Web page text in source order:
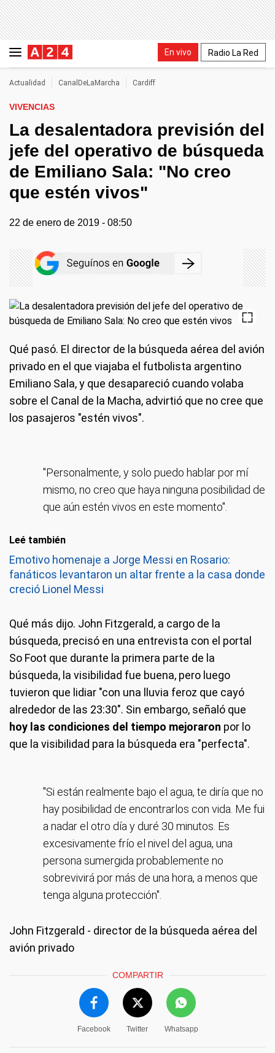
En vivo Radio La Red
Actualidad CanalDeLaMarcha Cardiff
VIVENCIAS
La desalentadora previsión del
jefe del operativo de búsqueda
de Emiliano Sala: "No creo
que estén vivos"
22 de enero de 2019 - 08:50
Qué pasó. El director de la búsqueda aérea del avión
privado en el que viajaba el futbolista argentino
Emiliano Sala, y que desapareció cuando volaba
sobre el Canal de la Macha, advirtió que no cree que
los pasajeros "estén vivos".
"Personalmente, y solo puedo hablar por mí
mismo, no creo que haya ninguna posibilidad de
que aún estén vivos en este momento".
Leé también
Emotivo homenaje a Jorge Messi en Rosario:
fanáticos levantaron un altar frente a la casa donde
creció Lionel Messi
Qué más dijo. John Fitzgerald, a cargo de la
búsqueda, precisó en una entrevista con el portal
So Foot que durante la primera parte de la
búsqueda, la visibilidad fue buena, pero luego
tuvieron que lidiar "con una lluvia feroz que cayó
alrededor de las 23:30″. Sin embargo, señaló que
hoy las condiciones del tiempo mejoraron por lo
que la visibilidad para la búsqueda era "perfecta".
"Si están realmente bajo el agua, te diría que no
hay posibilidad de encontrarlos con vida. Me fui
a nadar el otro día y duré 30 minutos. Es
excesivamente frío el nivel del agua, una
persona sumergida probablemente no
sobrevivirá por más de una hora, a menos que
tenga alguna protección".
John Fitzgerald - director de la búsqueda aérea del
avión privado
COMPARTIR
Facebook Twitter Whatsapp